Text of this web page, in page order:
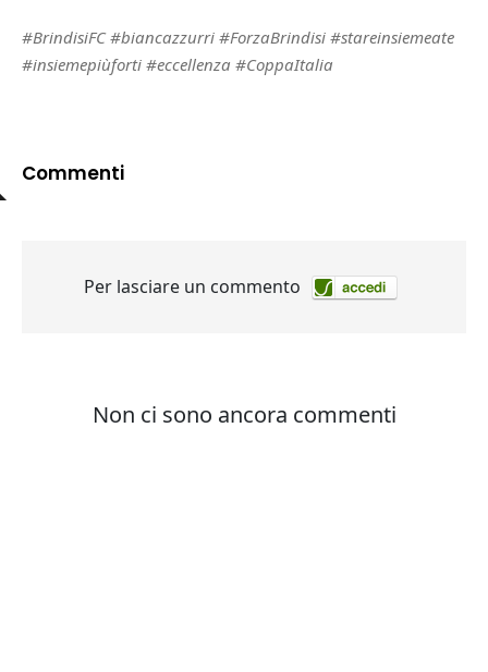
#BrindisiFC #biancazzurri #ForzaBrindisi #stareinsiemeate
#insiemepiùforti #eccellenza #CoppaItalia
Commenti